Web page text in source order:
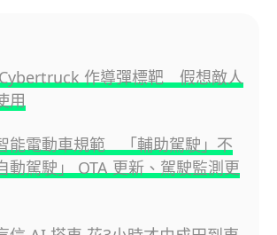
作導彈標靶 假想敵人
用
能電動車規範 「輔助駕駛」不
動駕駛」 OTA 更新、駕駛監測更